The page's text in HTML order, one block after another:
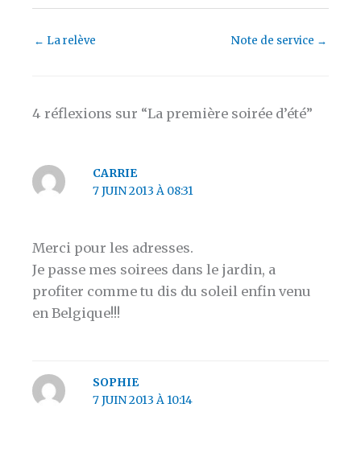
← La relève Note de service →
4 réflexions sur “La première soirée d’été”
CARRIE
7 JUIN 2013 À 08:31
Merci pour les adresses.
Je passe mes soirees dans le jardin, a
profiter comme tu dis du soleil enfin venu
en Belgique!!!
SOPHIE
7 JUIN 2013 À 10:14